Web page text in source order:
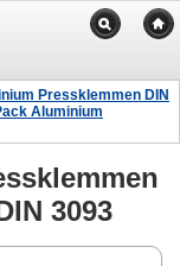
Pressklemmen DIN
Aluminium
3093